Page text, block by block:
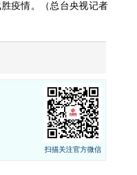
疫情。（总台央视记者
扫描关注官方微信